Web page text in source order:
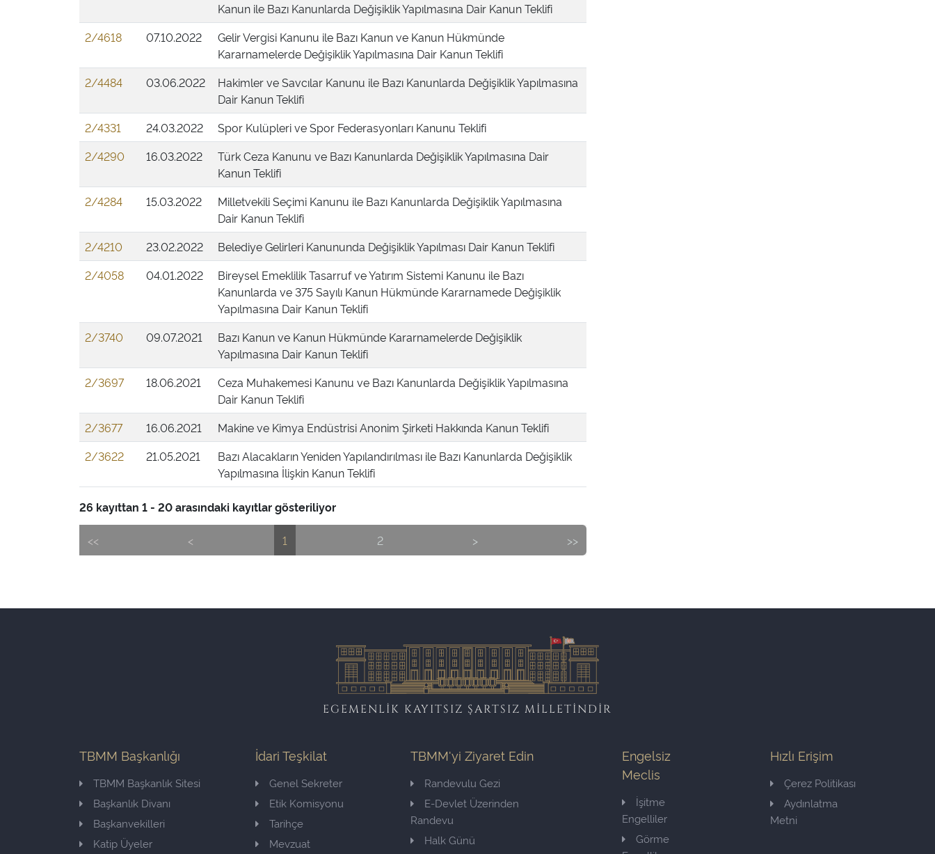
Kanun ile Bazı Kanunlarda Değişiklik Yapılmasına Dair Kanun Teklifi
2/4618
07.10.2022
Gelir Vergisi Kanunu ile Bazı Kanun ve Kanun Hükmünde
Kararnamelerde Değişiklik Yapılmasına Dair Kanun Teklifi
2/4484
03.06.2022
Hakimler ve Savcılar Kanunu ile Bazı Kanunlarda Değişiklik Yapılmasına
Dair Kanun Teklifi
2/4331
24.03.2022
Spor Kulüpleri ve Spor Federasyonları Kanunu Teklifi
2/4290
16.03.2022
Türk Ceza Kanunu ve Bazı Kanunlarda Değişiklik Yapılmasına Dair
Kanun Teklifi
2/4284
15.03.2022
Milletvekili Seçimi Kanunu ile Bazı Kanunlarda Değişiklik Yapılmasına
Dair Kanun Teklifi
2/4210
23.02.2022
Belediye Gelirleri Kanununda Değişiklik Yapılması Dair Kanun Teklifi
2/4058
04.01.2022
Bireysel Emeklilik Tasarruf ve Yatırım Sistemi Kanunu ile Bazı
Kanunlarda ve 375 Sayılı Kanun Hükmünde Kararnamede Değişiklik
Yapılmasına Dair Kanun Teklifi
2/3740
09.07.2021
Bazı Kanun ve Kanun Hükmünde Kararnamelerde Değişiklik
Yapılmasına Dair Kanun Teklifi
2/3697
18.06.2021
Ceza Muhakemesi Kanunu ve Bazı Kanunlarda Değişiklik Yapılmasına
Dair Kanun Teklifi
2/3677
16.06.2021
Makine ve Kimya Endüstrisi Anonim Şirketi Hakkında Kanun Teklifi
2/3622
21.05.2021
Bazı Alacakların Yeniden Yapılandırılması ile Bazı Kanunlarda Değişiklik
Yapılmasına İlişkin Kanun Teklifi
26 kayıttan 1 - 20 arasındaki kayıtlar gösteriliyor
<< < 1 2 > >>
EGEMENLİK KAYITSIZ ŞARTSIZ MİLLETİNDİR
TBMM Başkanlığı
TBMM Başkanlık Sitesi
Başkanlık Divanı
Başkanvekilleri
Katip Üyeler
İdari Teşkilat
Genel Sekreter
Etik Komisyonu
Tarihçe
Mevzuat
TBMM'yi Ziyaret Edin
Randevulu Gezi
E-Devlet Üzerinden
Randevu
Halk Günü
Engelsiz
Meclis
İşitme
Engelliler
Görme
Hızlı Erişim
Çerez Politikası
Aydınlatma
Metni